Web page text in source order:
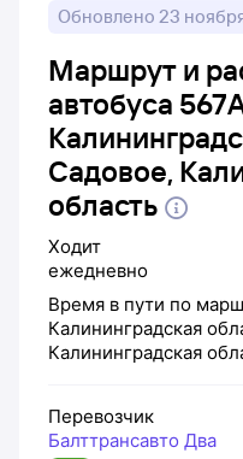
Обновлено 23
Маршрут и
автобуса
Садовое,
область
Ходит
ежедневно
Время в пути по
Калининградская
Калининградская
Перевозчик
Балттрансавто Два